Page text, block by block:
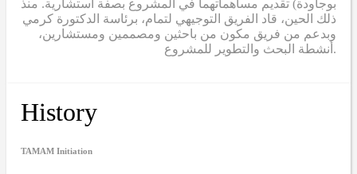
بوجاودة) تقديم مساهماتهما في المشروع بصفة استشارية. منذ
ذلك الحين، قاد الفريق التوجيهي لتمام، برئاسة الدكتورة كرمي
وبدعم من فريق مكون من باحثين ومصممين ومستشارين،
أنشطة البحث والتطوير للمشروع.
History
TAMAM Initiation